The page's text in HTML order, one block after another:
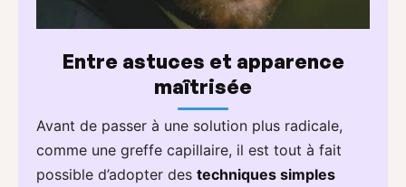
Entre astuces et apparence
maîtrisée
Avant de passer à une solution plus radicale,
comme une greffe capillaire, il est tout à fait
possible d’adopter des techniques simples